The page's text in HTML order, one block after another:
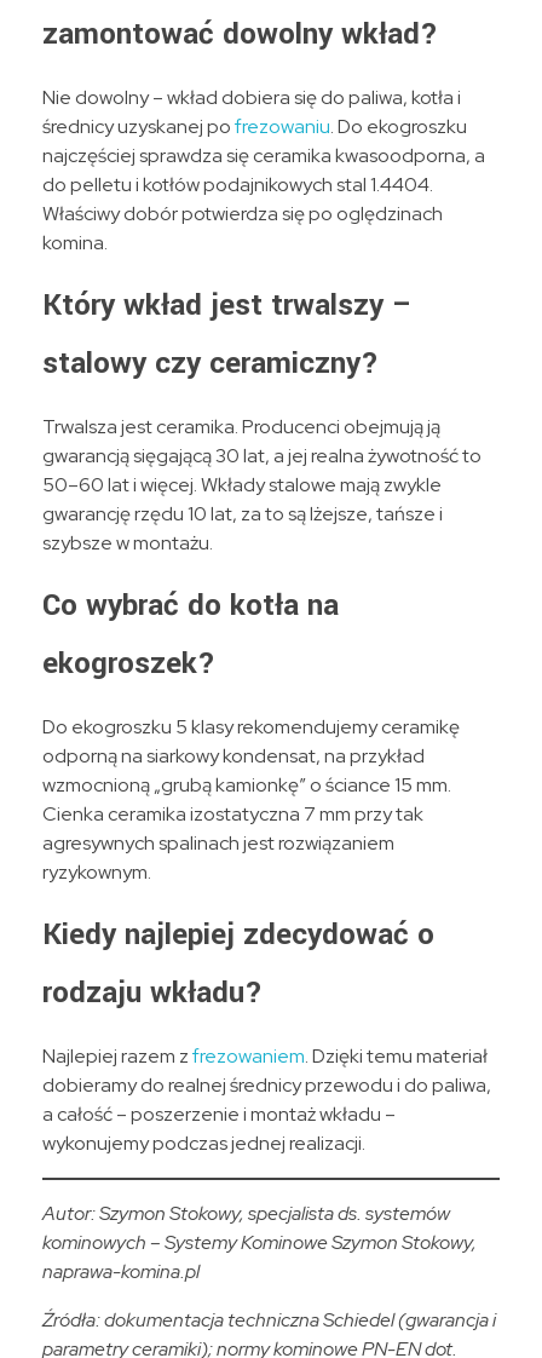
zamontować dowolny wkład?
Nie dowolny – wkład dobiera się do paliwa, kotła i
średnicy uzyskanej pofrezowaniu. Do ekogroszku
najczęściej sprawdza się ceramika kwasoodporna, a
do pelletu i kotłów podajnikowych stal 1.4404.
Właściwy dobór potwierdza się po oględzinach
komina.
Który wkład jest trwalszy –
stalowy czy ceramiczny?
Trwalsza jest ceramika. Producenci obejmują ją
gwarancją sięgającą 30 lat, a jej realna żywotność to
50–60 lat i więcej. Wkłady stalowe mają zwykle
gwarancję rzędu 10 lat, za to są lżejsze, tańsze i
szybsze w montażu.
Co wybrać do kotła na
ekogroszek?
Do ekogroszku 5 klasy rekomendujemy ceramikę
odporną na siarkowy kondensat, na przykład
wzmocnioną „grubą kamionkę” o ściance 15 mm.
Cienka ceramika izostatyczna 7 mm przy tak
agresywnych spalinach jest rozwiązaniem
ryzykownym.
Kiedy najlepiej zdecydować o
rodzaju wkładu?
Najlepiej razem zfrezowaniem. Dzięki temu materiał
dobieramy do realnej średnicy przewodu i do paliwa,
a całość – poszerzenie i montaż wkładu –
wykonujemy podczas jednej realizacji.
Autor: Szymon Stokowy, specjalista ds. systemów
kominowych – Systemy Kominowe Szymon Stokowy,
naprawa-komina.pl
Źródła: dokumentacja techniczna Schiedel (gwarancja i
parametry ceramiki); normy kominowe PN-EN dot.